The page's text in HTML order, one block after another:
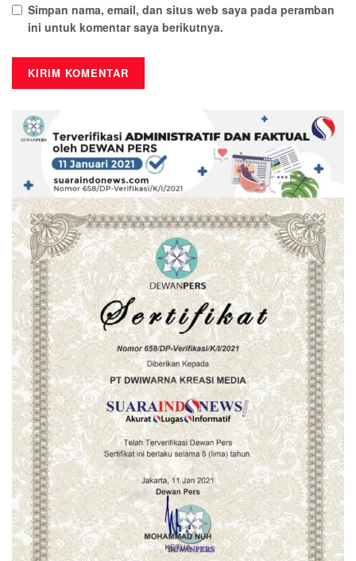
Simpan nama, email, dan situs web saya pada peramban
ini untuk komentar saya berikutnya.